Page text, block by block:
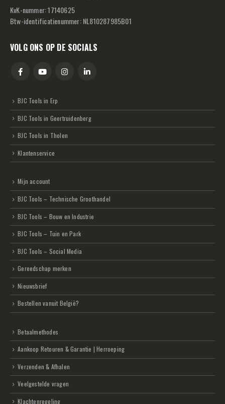
KvK-nummer: 17140625
Btw-identificatienummer: NL810287985B01
VOLG ONS OP DE SOCIALS
BJC Tools in Erp
BJC Tools in Geertruidenberg
BJC Tools in Tholen
Klantenservice
Mijn account
BJC Tools – Technische Groothandel
BJC Tools – Bouw en Industrie
BJC Tools – Tuin en Park
BJC Tools – Social Media
Gereedschap merken
Nieuwsbrief
Bestellen vanuit België?
Betaalmethodes
Aankoop Retouren & Garantie | Herroeping
Verzenden & Afhalen
Veelgestelde vragen
Klachtenregeling